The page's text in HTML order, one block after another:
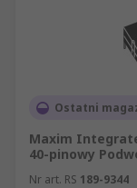
Ostatni
Maxim
40-pinowy
Nr art. RS 189-9344